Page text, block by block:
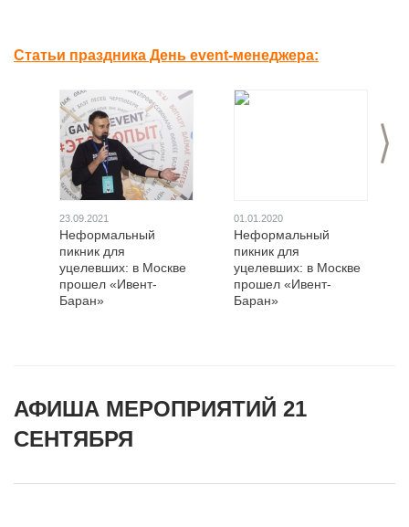
Статьи праздника День event-менеджера:
>
23.09.2021
Неформальный
пикник для
уцелевших: в Москве
прошел «Ивент-
Баран»
01.01.2020
Неформальный
пикник для
уцелевших: в Москве
прошел «Ивент-
Баран»
АФИША МЕРОПРИЯТИЙ 21
СЕНТЯБРЯ